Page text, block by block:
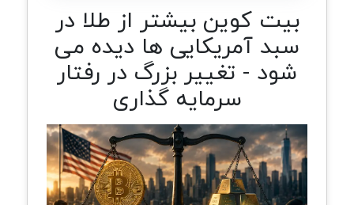
بیت کوین بیشتر از طلا در
سبد آمریکایی ها دیده می
شود - تغییر بزرگ در رفتار
سرمایه گذاری